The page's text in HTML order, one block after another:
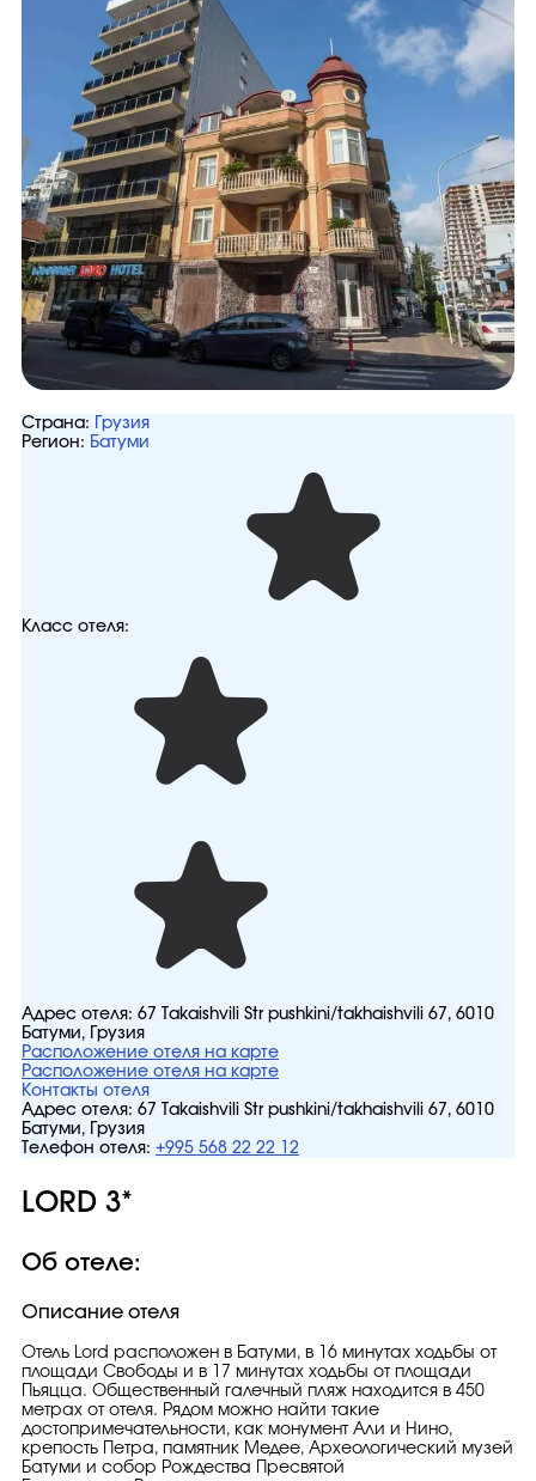
Страна:
Грузия
Регион: Батуми
Класс отеля:
Адрес отеля: 67 Takaishvili Str pushkini/takhaishvili 67, 6010
Батуми, Грузия
Расположение отеля на карте
Расположение отеля на карте
Контакты отеля
Адрес отеля: 67 Takaishvili Str pushkini/takhaishvili 67, 6010
Батуми, Грузия
Телефон отеля: +995 568 22 22 12
LORD 3*
Об отеле:
Описание отеля
Отель Lord расположен в Батуми, в 16 минутах ходьбы от
площади Свободы и в 17 минутах ходьбы от площади
Пьяцца. Общественный галечный пляж находится в 450
метрах от отеля. Рядом можно найти такие
достопримечательности, как монумент Али и Нино,
крепость Петра, памятник Медее, Археологический музей
Батуми и собор Рождества Пресвятой